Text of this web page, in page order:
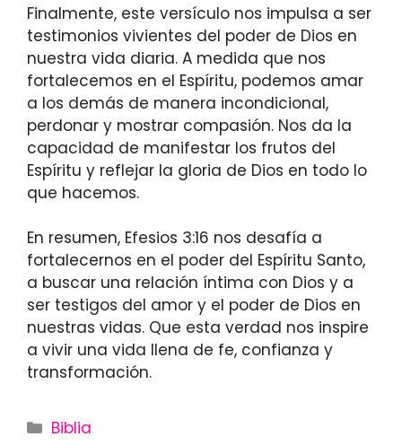
Finalmente, este versículo nos impulsa a ser
testimonios vivientes del poder de Dios en
nuestra vida diaria. A medida que nos
fortalecemos en el Espíritu, podemos amar
a los demás de manera incondicional,
perdonar y mostrar compasión. Nos da la
capacidad de manifestar los frutos del
Espíritu y reflejar la gloria de Dios en todo lo
que hacemos.
En resumen, Efesios 3:16 nos desafía a
fortalecernos en el poder del Espíritu Santo,
a buscar una relación íntima con Dios y a
ser testigos del amor y el poder de Dios en
nuestras vidas. Que esta verdad nos inspire
a vivir una vida llena de fe, confianza y
transformación.
Categories
Biblia